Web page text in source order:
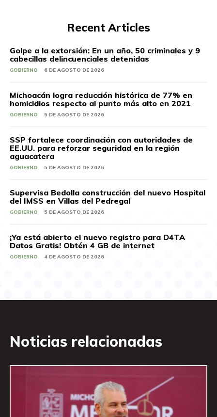
Recent Articles
Golpe a la extorsión: En un año, 50 criminales y 9
cabecillas delincuenciales detenidas
GOBIERNO 6 DE AGOSTO DE 2026
Michoacán logra reducción histórica de 77% en
homicidios respecto al punto más alto en 2021
GOBIERNO 5 DE AGOSTO DE 2026
SSP fortalece coordinación con autoridades de
EE.UU. para reforzar seguridad en la región
aguacatera
GOBIERNO 5 DE AGOSTO DE 2026
Supervisa Bedolla construcción del nuevo Hospital
del IMSS en Villas del Pedregal
GOBIERNO 5 DE AGOSTO DE 2026
¡Ya está abierto el nuevo registro para D4TA
Datos Gratis! Obtén 4 GB de internet
GOBIERNO 4 DE AGOSTO DE 2026
Noticias relacionadas